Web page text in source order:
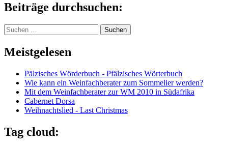
Beiträge durchsuchen:
Suchen
nach:
Meistgelesen
Pälzisches Wörderbuch - Pfälzisches Wörterbuch
Wie kann ein Weinfachberater zum Sommelier werden?
Mit dem Weinfachberater zur WM 2010 in Südafrika
Cabernet Dorsa
Weihnachtslied - Last Christmas
Tag cloud: